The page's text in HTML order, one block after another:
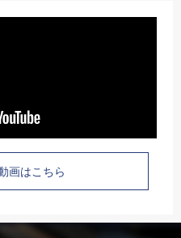
画はこちら